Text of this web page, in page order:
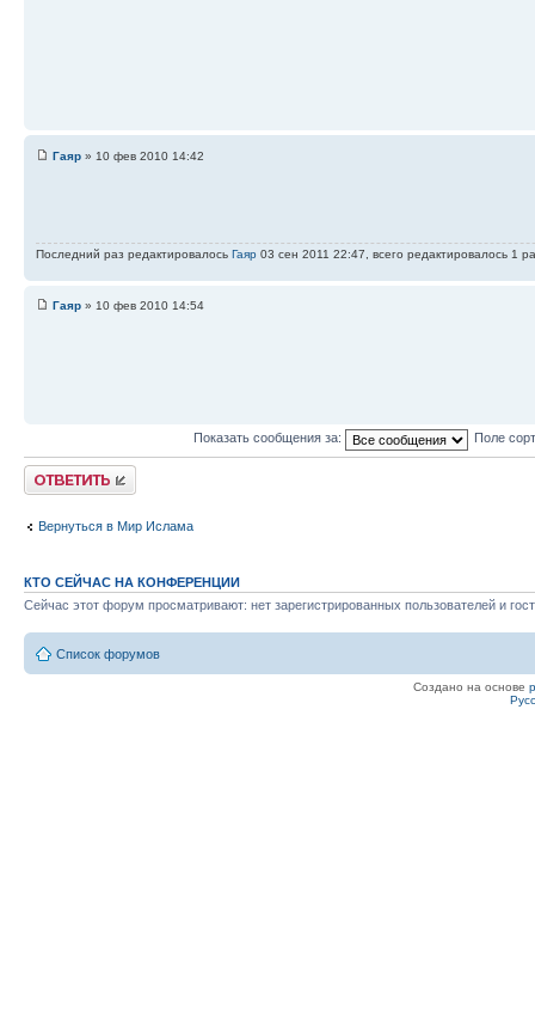
Гаяр » 10 фев 2010 14:42
Последний раз редактировалось Гаяр 03 сен 2011 22:47, всего редактировалось 1
Гаяр » 10 фев 2010 14:54
Показать сообщения за: Поле
Ответить
Вернуться в Мир Ислама
КТО СЕЙЧАС НА КОНФЕРЕНЦИИ
Сейчас этот форум просматривают: нет зарегистрированных пользователей и
Список форумов
Создано на основе